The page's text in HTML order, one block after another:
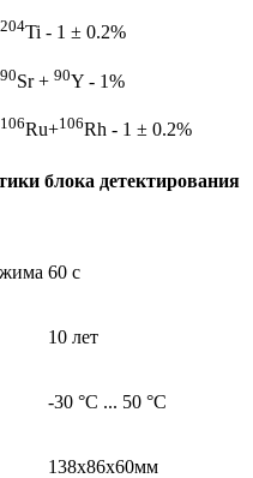
204Ti - 1 ± 0.2%
90Sr + 90Y - 1%
106Ru+106Rh - 1 ± 0.2%
блока детектирования
60 с
10 лет
-30 °C ... 50 °C
138х86х60мм